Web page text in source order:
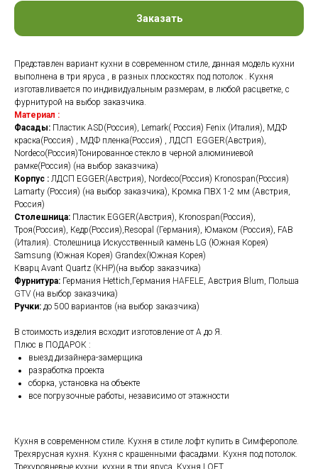
Заказать
Представлен вариант кухни в современном стиле, данная модель кухни
выполнена в три яруса , в разных плоскостях под потолок . Кухня
изготавливается по индивидуальным размерам, в любой расцветке, с
фурнитурой на выбор заказчика.
Материал :
Фасады: Пластик ASD(Россия), Lemark( Россия) Fenix (Италия), МДФ
краска(Россия) , МДФ пленка(Россия) , ЛДСП EGGER(Австрия),
Nordeco(Россия)Тонированное стекло в черной алюминиевой
рамке(Россия) (на выбор заказчика)
Корпус : ЛДСП EGGER(Австрия), Nordeco(Россия) Kronospan(Россия)
Lamarty (Россия) (на выбор заказчика), Кромка ПВХ 1-2 мм (Австрия,
Россия)
Столешница: Пластик EGGER(Австрия), Kronospan(Россия),
Троя(Россия), Кедр(Россия),Resopal (Германия), Юмаком (Россия), FAB
(Италия). Столешница Искусственный камень LG (Южная Корея)
Samsung (Южная Корея) Grandex(Южная Корея)
Кварц Avant Quartz (КНР)(на выбор заказчика)
Фурнитура: Германия Hettich,Германия HAFELE, Австрия Blum, Польша
GTV (на выбор заказчика)
Ручки: до 500 вариантов (на выбор заказчика)
В стоимость изделия всходит изготовление от А до Я.
Плюс в ПОДАРОК :
выезд дизайнера-замерщика
разработка проекта
сборка, установка на объекте
все погрузочные работы, независимо от этажности
Кухня в современном стиле. Кухня в стиле лофт купить в Симферополе.
Трехярусная кухня. Кухня с крашенными фасадами. Кухня под потолок.
Трехуровневые кухни, кухни в три яруса. Кухня LOFT